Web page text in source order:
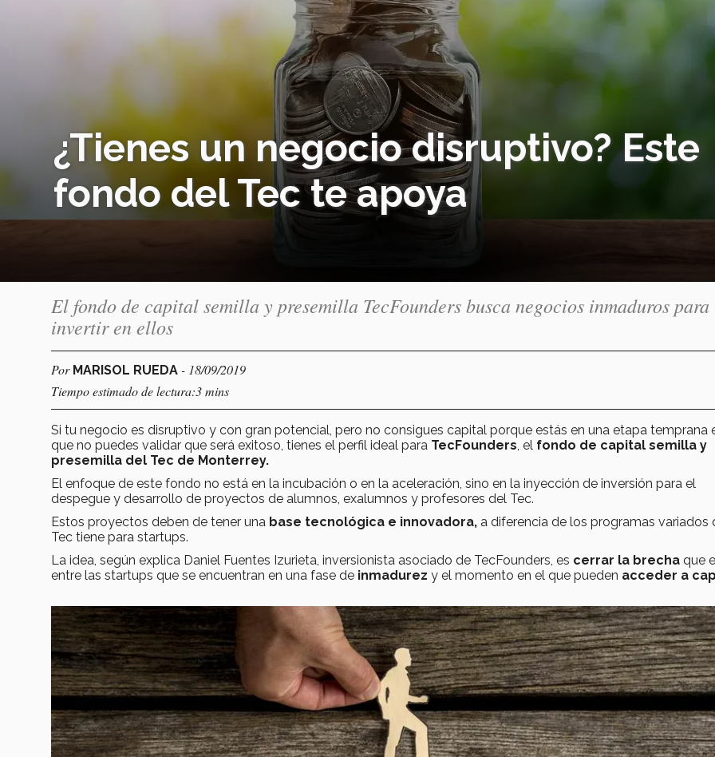
¿Tienes un negocio disruptivo? Este
fondo del Tec te apoya
El fondo de capital semilla y presemilla TecFounders busca negocios inmaduros para
invertir en ellos
Por MARISOL RUEDA - 18/09/2019
Tiempo estimado de lectura:3 mins
Si tu negocio es disruptivo y con gran potencial, pero no consigues capital porque estás en una etapa temprana
que no puedes validar que será exitoso, tienes el perfil ideal para TecFounders , el fondo de capital semilla y
presemilla del Tec de Monterrey.
El enfoque de este fondo no está en la incubación o en la aceleración, sino en la inyección de inversión para el
despegue y desarrollo de proyectos de alumnos, exalumnos y profesores del Tec.
Estos proyectos deben de tener una base tecnológica e innovadora, a diferencia de los programas variados
Tec tiene para startups.
La idea, según explica Daniel Fuentes Izurieta, inversionista asociado de TecFounders, es cerrar la brecha que
entre las startups que se encuentran en una fase de inmadurez y el momento en el que pueden acceder a